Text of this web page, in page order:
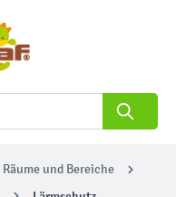
Räume und Bereiche